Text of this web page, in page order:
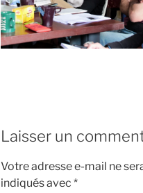
Laisser un
Votre adresse e-mail ne
indiqués avec *